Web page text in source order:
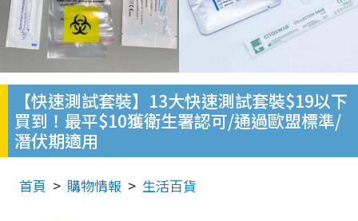
【快速測試套裝】13大快速測試套裝$19以下
買到！最平$10獲衛生署認可/通過歐盟標準/
潛伏期適用
首頁 購物情報 生活百貨